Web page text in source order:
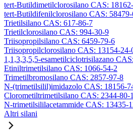
tert-Butildimetilclorosilano CAS:
tert-Butildifenilclorosilano CAS: 58479-
Trietilsilano CAS: 617-86-7
Trietilclorosilano CAS: 994-30-9
Triisopropilsilano CAS: 6459-79-6
Triisopropilclorosilano CAS: 13154-24-
1,1,3,3,5,5-esametilciclotrisilazano
Etiniltrimetilsilano CAS: 1066-54-2
Trimetilbromosilano CAS: 2857-97-8
N-(trimetilsilil)imidazolo CAS: 18156-
Clorometiltrimetilsilano CAS: 2344-80-1
N-trimetilsililacetammide CAS: 13435-
Altri silani